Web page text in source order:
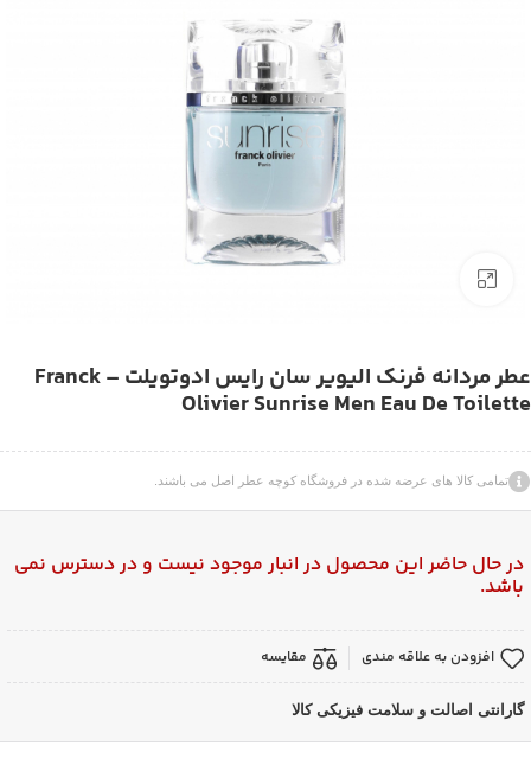
عطر مردانه فرنک الیویر سان رایس ادوتویلت – Franck
Olivier Sunrise Men Eau De Toilette
تمامی کالا های عرضه شده در فروشگاه کوچه عطر اصل می باشند.
در حال حاضر این محصول در انبار موجود نیست و در دسترس نمی
باشد.
افزودن به علاقه مندی مقایسه
گارانتی اصالت و سلامت فیزیکی کالا